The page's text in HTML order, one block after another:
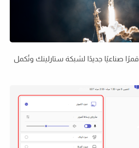
سبيس إكس تطلق 28 قمرًا صناعيًا جديدًا لشبكة ستارلينك وتُكمل